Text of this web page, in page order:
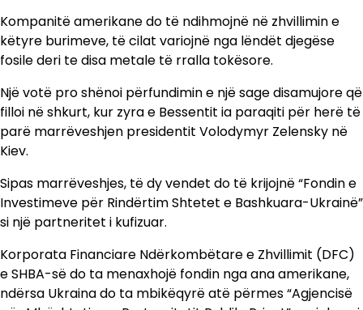
Kompanitë amerikane do të ndihmojnë në zhvillimin e
këtyre burimeve, të cilat variojnë nga lëndët djegëse
fosile deri te disa metale të rralla tokësore.
Një votë pro shënoi përfundimin e një sage disamujore që
filloi në shkurt, kur zyra e Bessentit ia paraqiti për herë të
parë marrëveshjen presidentit Volodymyr Zelensky në
Kiev.
Sipas marrëveshjes, të dy vendet do të krijojnë “Fondin e
Investimeve për Rindërtim Shtetet e Bashkuara-Ukrainë”
si një partneritet i kufizuar.
Korporata Financiare Ndërkombëtare e Zhvillimit (DFC)
e SHBA-së do ta menaxhojë fondin nga ana amerikane,
ndërsa Ukraina do ta mbikëqyrë atë përmes “Agjencisë